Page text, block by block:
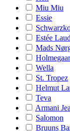
Miu Miu
Essie
Estée
Mads
Wella
St. Tropez
Helmut
Teva
Armani
Salomon
Bruuns